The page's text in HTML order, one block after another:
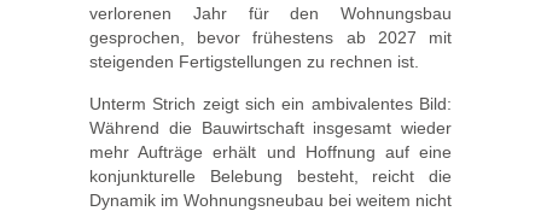
verlorenen Jahr für den Wohnungsbau
gesprochen, bevor frühestens ab 2027 mit
steigenden Fertigstellungen zu rechnen ist.
Unterm Strich zeigt sich ein ambivalentes Bild:
Während die Bauwirtschaft insgesamt wieder
mehr Aufträge erhält und Hoffnung auf eine
konjunkturelle Belebung besteht, reicht die
Dynamik im Wohnungsneubau bei weitem nicht